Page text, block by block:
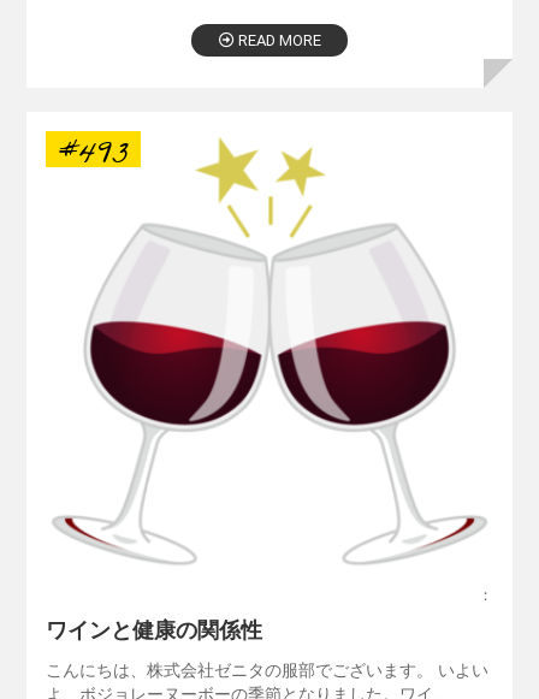
READ MORE
#493
：
ワインと健康の関係性
こんにちは、株式会社ゼニタの服部でございます。 いよい
よ、ボジョレーヌーボーの季節となりました。ワイ…